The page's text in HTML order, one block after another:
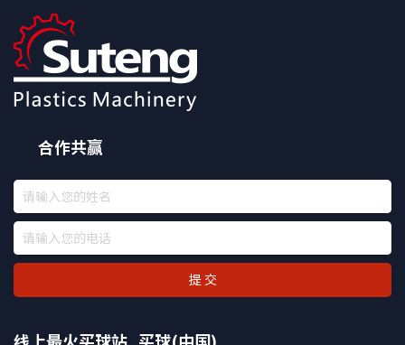
合作共赢
提 交